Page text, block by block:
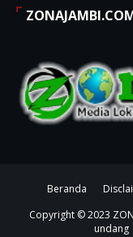
Beranda
Copyright © 2023
undang